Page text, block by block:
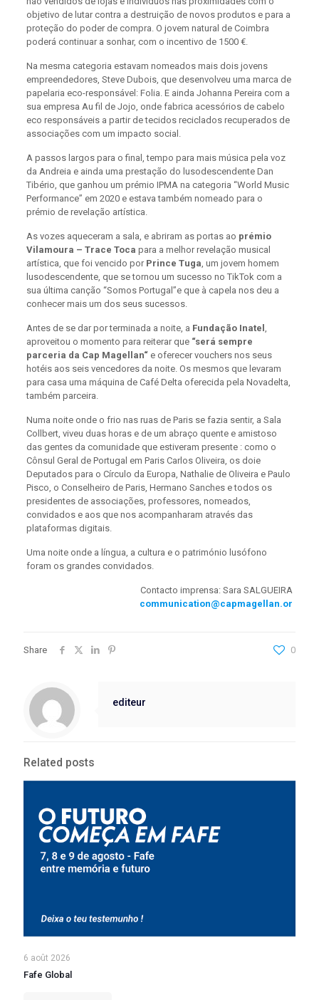
objetivo de lutar contra a destruição de novos produtos e para a
proteção do poder de compra. O jovem natural de Coimbra
poderá continuar a sonhar, com o incentivo de 1500 €.
Na mesma categoria estavam nomeados mais dois jovens
empreendedores, Steve Dubois, que desenvolveu uma marca de
papelaria eco-responsável: Folia. E ainda Johanna Pereira com a
sua empresa Au fil de Jojo, onde fabrica acessórios de cabelo
eco responsáveis a partir de tecidos reciclados recuperados de
associações com um impacto social.
A passos largos para o final, tempo para mais música pela voz
da Andreia e ainda uma prestação do lusodescendente Dan
Tibério, que ganhou um prémio IPMA na categoria “World Music
Performance” em 2020 e estava também nomeado para o
prémio de revelação artística.
As vozes aqueceram a sala, e abriram as portas ao prémio
Vilamoura – Trace Toca para a melhor revelação musical
artística, que foi vencido por Prince Tuga , um jovem homem
lusodescendente, que se tornou um sucesso no TikTok com a
sua última canção “Somos Portugal”e que à capela nos deu a
conhecer mais um dos seus sucessos.
Antes de se dar por terminada a noite, a Fundação Inatel
aproveitou o momento para reiterar que “será sempre
parceria da Cap Magellan“e oferecer vouchers nos seus
hotéis aos seis vencedores da noite. Os mesmos que levaram
para casa uma máquina de Café Delta oferecida pela Novadelta,
também parceira.
Numa noite onde o frio nas ruas de Paris se fazia sentir, a Sala
Collbert, viveu duas horas e de um abraço quente e amistoso
das gentes da comunidade que estiveram presente : como o
Cônsul Geral de Portugal em Paris Carlos Oliveira, os doie
Deputados para o Círculo da Europa, Nathalie de Oliveira e Paulo
Pisco, o Conselheiro de Paris, Hermano Sanches e todos os
presidentes de associações, professores, nomeados,
convidados e aos que nos acompanharam através das
plataformas digitais.
Uma noite onde a língua, a cultura e o património lusófono
foram os grandes convidados.
Contacto imprensa: Sara SALGUEIRA
communication@capmagellan.or
Share 0
editeur
Related posts
6 août 2026
Fafe Global